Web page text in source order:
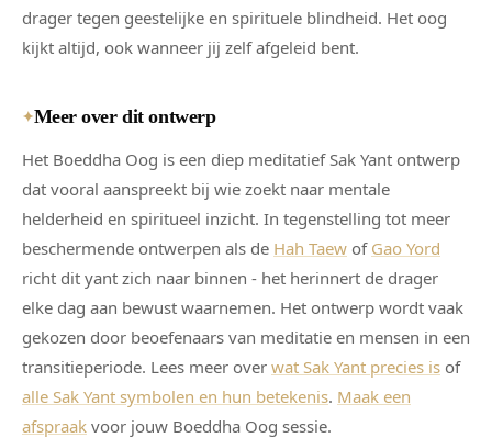
drager tegen geestelijke en spirituele blindheid. Het oog
kijkt altijd, ook wanneer jij zelf afgeleid bent.
✦Meer over dit ontwerp
Het Boeddha Oog is een diep meditatief Sak Yant ontwerp
dat vooral aanspreekt bij wie zoekt naar mentale
helderheid en spiritueel inzicht. In tegenstelling tot meer
beschermende ontwerpen als de Hah Taew of Gao Yord
richt dit yant zich naar binnen - het herinnert de drager
elke dag aan bewust waarnemen. Het ontwerp wordt vaak
gekozen door beoefenaars van meditatie en mensen in een
transitieperiode. Lees meer over wat Sak Yant precies is of
alle Sak Yant symbolen en hun betekenis. Maak een
afspraak voor jouw Boeddha Oog sessie.